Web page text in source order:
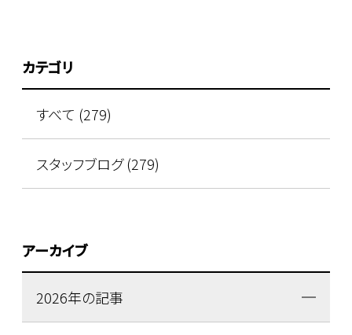
カテゴリ
すべて (279)
スタッフブログ (279)
アーカイブ
2026年の記事